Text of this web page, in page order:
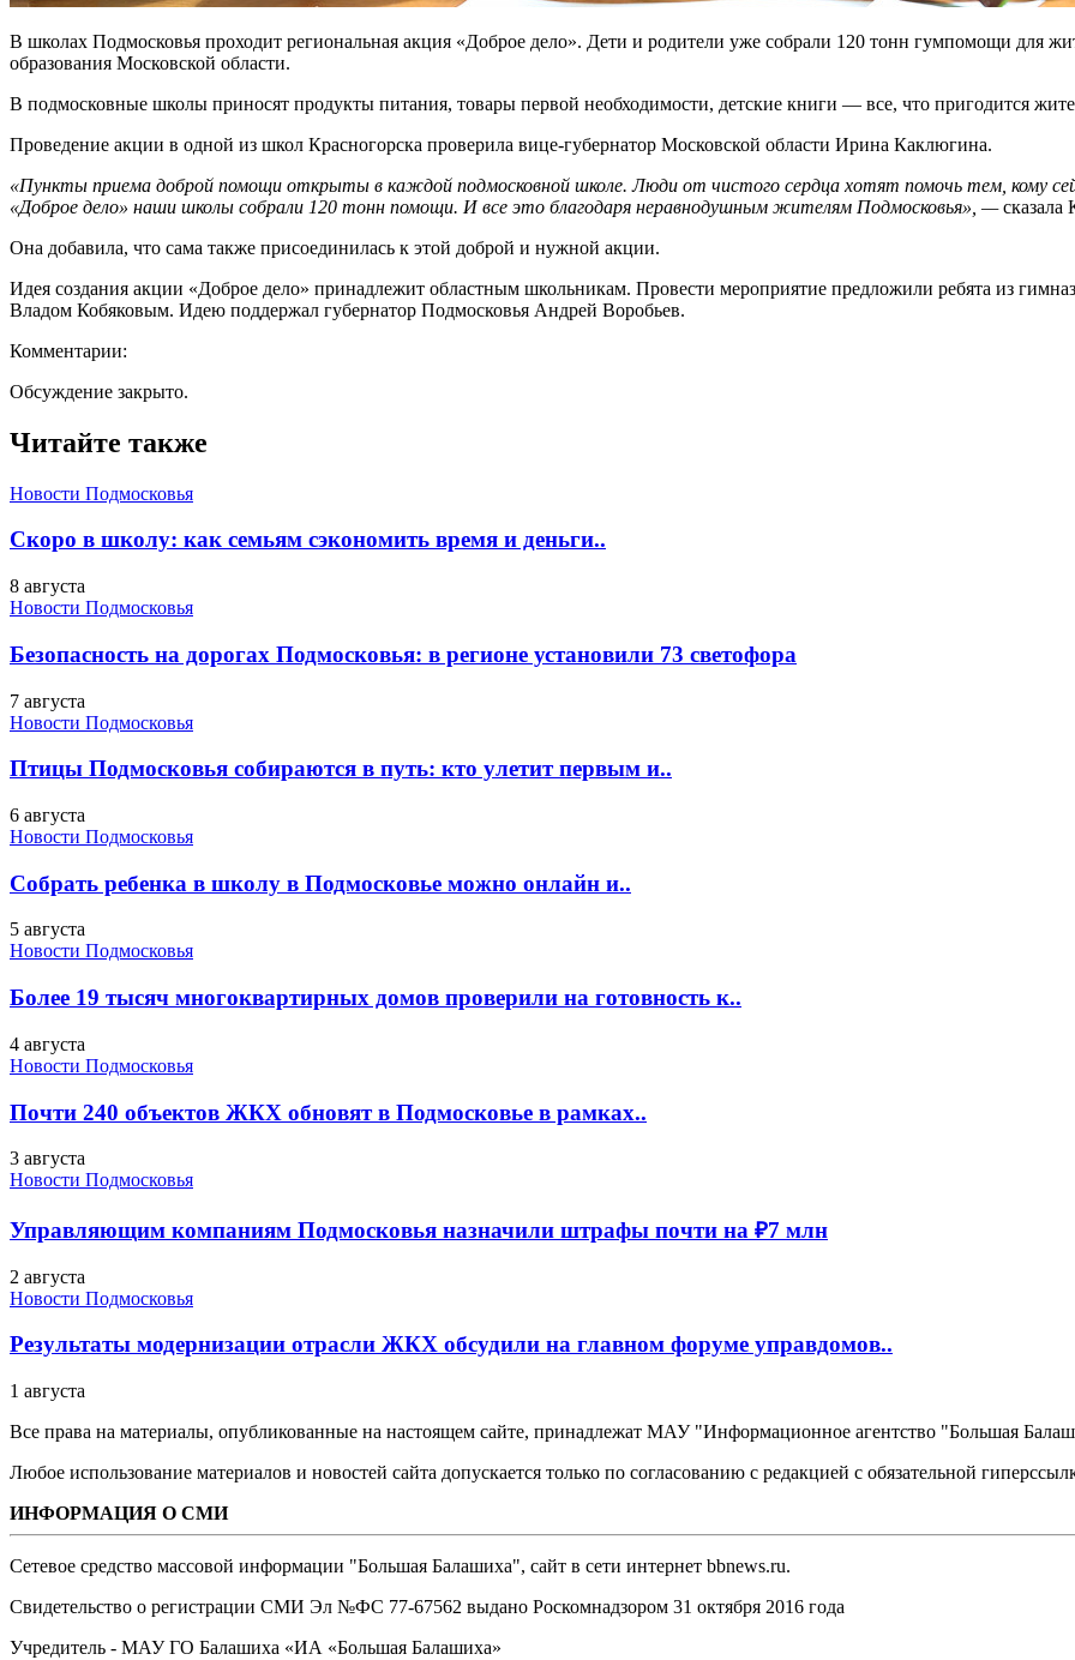
В школах Подмосковья проходит региональная акция «Доброе дело». Дети и родители уже собрали 120 тонн гумпомощи для
образования Московской области.
В подмосковные школы приносят продукты питания, товары первой необходимости, детские книги — все, что пригодится
Проведение акции в одной из школ Красногорска проверила вице-губернатор Московской области Ирина Каклюгина.
«Пункты приема доброй помощи открыты в каждой подмосковной школе. Люди от чистого сердца хотят помочь тем, кому
«Доброе дело» наши школы собрали 120 тонн помощи. И все это благодаря неравнодушным жителям Подмосковья», —сказала
Она добавила, что сама также присоединилась к этой доброй и нужной акции.
Идея создания акции «Доброе дело» принадлежит областным школьникам. Провести мероприятие предложили ребята из
Владом Кобяковым. Идею поддержал губернатор Подмосковья Андрей Воробьев.
Комментарии:
Обсуждение закрыто.
Читайте также
Новости Подмосковья
Скоро в школу: как семьям сэкономить время и деньги..
8 августа
Новости Подмосковья
Безопасность на дорогах Подмосковья: в регионе установили 73 светофора
7 августа
Новости Подмосковья
Птицы Подмосковья собираются в путь: кто улетит первым и..
6 августа
Новости Подмосковья
Собрать ребенка в школу в Подмосковье можно онлайн и..
5 августа
Новости Подмосковья
Более 19 тысяч многоквартирных домов проверили на готовность к..
4 августа
Новости Подмосковья
Почти 240 объектов ЖКХ обновят в Подмосковье в рамках..
3 августа
Новости Подмосковья
Управляющим компаниям Подмосковья назначили штрафы почти на ₽7 млн
2 августа
Новости Подмосковья
Результаты модернизации отрасли ЖКХ обсудили на главном форуме управдомов..
1 августа
Все права на материалы, опубликованные на настоящем сайте, принадлежат МАУ "Информационное агентство "Большая
Любое использование материалов и новостей сайта допускается только по согласованию с редакцией с обязательной
ИНФОРМАЦИЯ О СМИ
Сетевое средство массовой информации "Большая Балашиха", сайт в сети интернет bbnews.ru.
Свидетельство о регистрации СМИ Эл №ФС ‎77-67562 выдано Роскомнадзором 31 октября 2016 года
Учредитель - МАУ ГО Балашиха «ИА «Большая Балашиха»